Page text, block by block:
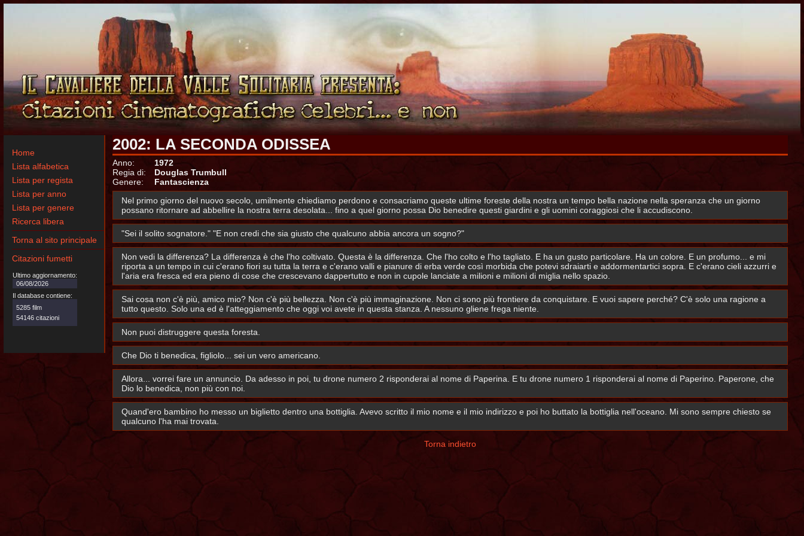
Home
Lista alfabetica
Lista per regista
Lista per anno
Lista per genere
Ricerca libera
Torna al sito principale
Citazioni fumetti
Ultimo aggiornamento:
06/08/2026
Il database contiene:
5285 film
54146 citazioni
2002: LA SECONDA ODISSEA
Anno:
1972
Regia di:
Douglas Trumbull
Genere:
Fantascienza
Nel primo giorno del nuovo secolo, umilmente chiediamo perdono e consacriamo queste ultime foreste della nostra un tempo bella nazione nella speranza che un giorno
possano ritornare ad abbellire la nostra terra desolata... fino a quel giorno possa Dio benedire questi giardini e gli uomini coraggiosi che li accudiscono.
"Sei il solito sognatore." "E non credi che sia giusto che qualcuno abbia ancora un sogno?"
Non vedi la differenza? La differenza è che l'ho coltivato. Questa è la differenza. Che l'ho colto e l'ho tagliato. E ha un gusto particolare. Ha un colore. E un profumo... e mi
riporta a un tempo in cui c'erano fiori su tutta la terra e c'erano valli e pianure di erba verde così morbida che potevi sdraiarti e addormentartici sopra. E c'erano cieli azzurri e
l'aria era fresca ed era pieno di cose che crescevano dappertutto e non in cupole lanciate a milioni e milioni di miglia nello spazio.
Sai cosa non c'è più, amico mio? Non c'è più bellezza. Non c'è più immaginazione. Non ci sono più frontiere da conquistare. E vuoi sapere perché? C'è solo una ragione a
tutto questo. Solo una ed è l'atteggiamento che oggi voi avete in questa stanza. A nessuno gliene frega niente.
Non puoi distruggere questa foresta.
Che Dio ti benedica, figliolo... sei un vero americano.
Allora... vorrei fare un annuncio. Da adesso in poi, tu drone numero 2 risponderai al nome di Paperina. E tu drone numero 1 risponderai al nome di Paperino. Paperone, che
Dio lo benedica, non più con noi.
Quand'ero bambino ho messo un biglietto dentro una bottiglia. Avevo scritto il mio nome e il mio indirizzo e poi ho buttato la bottiglia nell'oceano. Mi sono sempre chiesto se
qualcuno l'ha mai trovata.
Torna indietro